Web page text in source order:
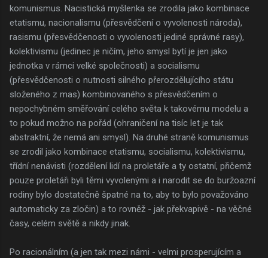
komunismus. Nacistická myšlenka se zrodila jako kombinace
etatismu, nacionalismu (přesvědčení o vyvolenosti národa),
rasismu (přesvědčenosti o vyvolenosti jediné správné rasy),
kolektivismu (jedinec je ničím, jeho smysl bytí je jen jako
jednotka v rámci velké společnosti) a socialismu
(přesvědčenosti o nutnosti silného přerozdělujícího státu
složeného z mas) kombinovaného s přesvědčením o
nepochybném směřování celého světa k takovému modelu a
to pokud možno na pořád (ohraničení na tisíc let je tak
abstraktní, že nemá ani smysl). Na druhé straně komunismus
se zrodil jako kombinace etatismu, socialismu, kolektivismu,
třídní nenávisti (rozdělení lidí na proletáře a ty ostatní, přičemž
pouze proletáři byli těmi vyvolenými a i narodit se do buržoazní
rodiny bylo dostatečně špatné na to, aby to bylo považováno
automaticky za zločin) a to rovněž - jak překvapivě - na věčné
časy, celém světě a nikdy jinak.
Po racionálním (a jen tak mezi námi - velmi prosperujícím a